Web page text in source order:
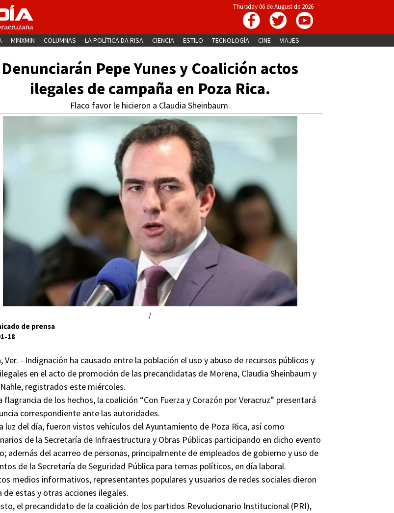
Thursday 06 de August de 2026
MINXMIN COLUMNAS LA POLÍTICA DA RISA CIENCIA ESTILO TECNOLOGÍA CINE VIAJES
Denunciarán Pepe Yunes y Coalición actos
ilegales de campaña en Poza Rica.
Flaco favor le hicieron a Claudia Sheinbaum.
/
de prensa
18
Ver. - Indignación ha causado entre la población el uso y abuso de recursos públicos y
en el acto de promoción de las precandidatas de Morena, Claudia Sheinbaum y
registrados este miércoles.
flagrancia de los hechos, la coalición “Con Fuerza y Corazón por Veracruz” presentará
correspondiente ante las autoridades.
luz del día, fueron vistos vehículos del Ayuntamiento de Poza Rica, así como
de la Secretaría de Infraestructura y Obras Públicas participando en dicho evento
además del acarreo de personas, principalmente de empleados de gobierno y uso de
de la Secretaría de Seguridad Pública para temas políticos, en día laboral.
medios informativos, representantes populares y usuarios de redes sociales dieron
de estas y otras acciones ilegales.
el precandidato de la coalición de los partidos Revolucionario Institucional (PRI),